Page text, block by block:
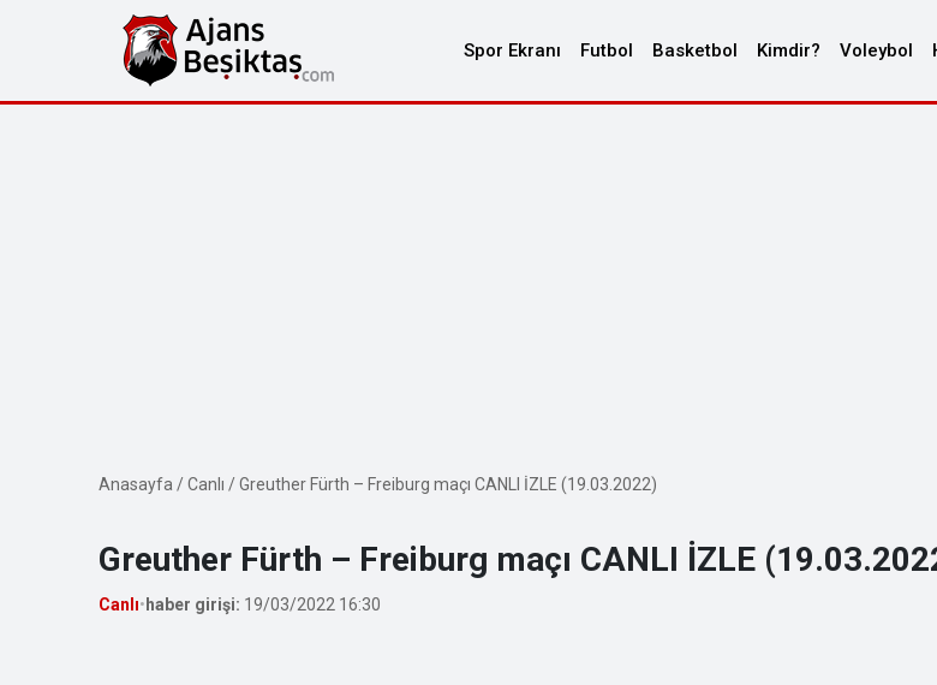
Spor Ekranı Futbol Basketbol Kimdir? Voleybol
Anasayfa /Canlı /Greuther Fürth – Freiburg maçı CANLI İZLE (19.03.2022)
Greuther Fürth – Freiburg maçı CANLI İZLE
Canlı• haber girişi: 19/03/2022 16:30